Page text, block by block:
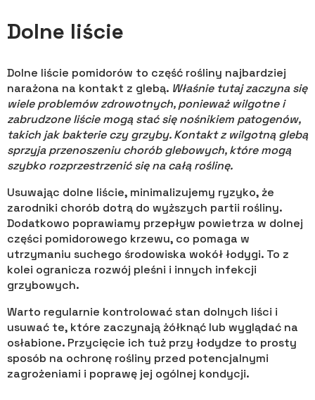
Dolne liście
Dolne liście pomidorów to część rośliny najbardziej
narażona na kontakt z glebą. Właśnie tutaj zaczyna się
wiele problemów zdrowotnych, ponieważ wilgotne i
zabrudzone liście mogą stać się nośnikiem patogenów,
takich jak bakterie czy grzyby. Kontakt z wilgotną glebą
sprzyja przenoszeniu chorób glebowych, które mogą
szybko rozprzestrzenić się na całą roślinę.
Usuwając dolne liście, minimalizujemy ryzyko, że
zarodniki chorób dotrą do wyższych partii rośliny.
Dodatkowo poprawiamy przepływ powietrza w dolnej
części pomidorowego krzewu, co pomaga w
utrzymaniu suchego środowiska wokół łodygi. To z
kolei ogranicza rozwój pleśni i innych infekcji
grzybowych.
Warto regularnie kontrolować stan dolnych liści i
usuwać te, które zaczynają żółknąć lub wyglądać na
osłabione. Przycięcie ich tuż przy łodydze to prosty
sposób na ochronę rośliny przed potencjalnymi
zagrożeniami i poprawę jej ogólnej kondycji.